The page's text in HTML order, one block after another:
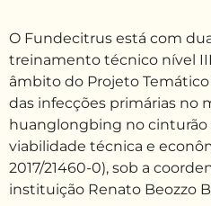
O Fundecitrus está com
treinamento técnico nível
âmbito do Projeto Temático
das infecções primárias no
huanglongbing no cinturão
viabilidade técnica e
2017/21460-0), sob a
instituição Renato Beozzo